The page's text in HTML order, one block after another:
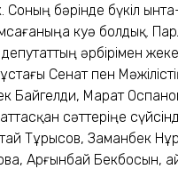
Соның бәрінде бүкіл
куә болдық.
әрбірімен жеке
Сенат пен
Байгелди, Марат
сәттеріңе
Тұрысов, Заманбек
Арғынбай Бекбосын,